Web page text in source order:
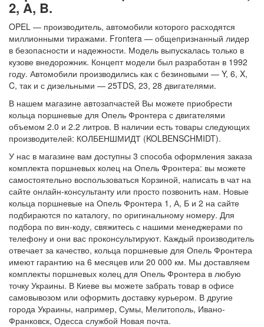
2, A, B.
OPEL — производитель, автомобили которого расходятся
миллионными тиражами. Frontera — общепризнанный лидер
в безопасности и надежности. Модель выпускалась только в
кузове внедорожник. Концепт модели был разработан в 1992
году. Автомобили производились как с безиновыми — Y, 6, X,
C, так и с дизельными — 25TDS, 23, 28 двигателями.
В нашем магазине автозапчастей Вы можете приобрести
кольца поршневые для Опель Фронтера с двигателями
объемом 2.0 и 2.2 литров. В наличии есть товары следующих
производителей: КОЛБЕНШМИДТ (KOLBENSCHMIDT).
У нас в магазине вам доступны 3 способа оформления заказа
комплекта поршневых колец на Опель Фронтера: вы можете
самостоятельно воспользоваться Корзиной, написать в чат на
сайте онлайн-консультанту или просто позвонить нам. Новые
кольца поршневые на Опель Фронтера 1, А, Б и 2 на сайте
подбираются по каталогу, по оригинальному номеру. Для
подбора по вин-коду, свяжитесь с нашими менеджерами по
телефону и они вас проконсультируют. Каждый производитель
отвечает за качество, кольца поршневые для Опель Фронтера
имеют гарантию на 6 месяцев или 20 000 км. Мы доставляем
комплекты поршневых колец для Опель Фронтера в любую
точку Украины. В Киеве вы можете забрать товар в офисе
самовывозом или оформить доставку курьером. В другие
города Украины, например, Сумы, Мелитополь, Ивано-
Франковск, Одесса службой Новая почта.